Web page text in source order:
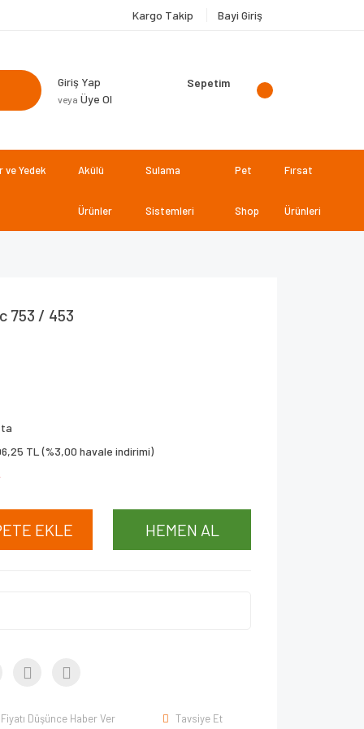
Kargo Takip Bayi Giriş
Giriş Yap
veya Üye Ol
Sepetim
ve Yedek Akülü
Ürünler
Sulama
Sistemleri
Pet
Shop
Fırsat
Ürünleri
753 / 453
TL (%3,00 havale indirimi)
EKLE HEMEN AL
Fiyatı Düşünce Haber Ver Tavsiye Et